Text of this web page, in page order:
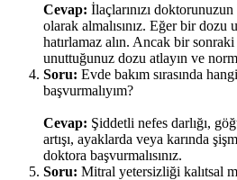
Cevap: İlaçlarınızı
olarak almalısınız. Eğer bir dozu
hatırlamaz alın. Ancak bir sonraki
unuttuğunuz dozu atlayın ve
Soru: Evde bakım sırasında
başvurmalıyım?
Cevap: Şiddetli nefes darlığı,
artışı, ayaklarda veya karında
doktora başvurmalısınız.
Soru: Mitral yetersizliği kalıtsal